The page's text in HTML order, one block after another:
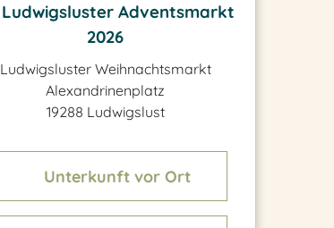
Ludwigsluster Adventsmarkt
2026
Ludwigsluster Weihnachtsmarkt
Alexandrinenplatz
19288 Ludwigslust
Unterkunft vor Ort